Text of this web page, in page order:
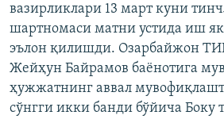
вазирликлари 13 март куни
шартномаси матни устида иш
эълон қилишди. Озарбайжон
Жейҳун Байрамов баёнотига
ҳужжатнинг аввал
сўнгги икки банди бўйича Боку